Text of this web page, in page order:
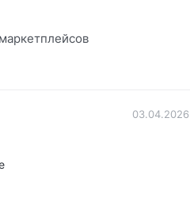
03.04.2026